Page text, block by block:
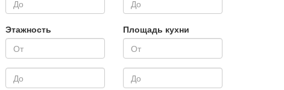
Этажность Площадь кухни